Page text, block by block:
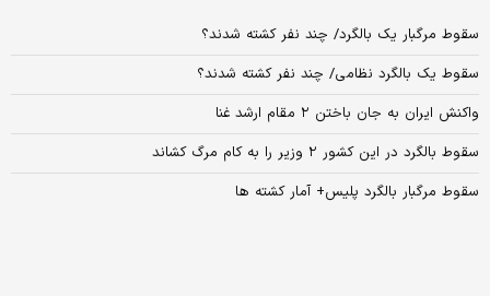
سقوط مرگبار یک بالگرد/ چند نفر کشته شدند؟
سقوط یک بالگرد نظامی/ چند نفر کشته شدند؟
واکنش ایران به جان‌ باختن ۲ مقام ارشد غنا
سقوط بالگرد در این کشور ۲ وزیر را به کام مرگ کشاند
سقوط مرگبار بالگرد پلیس+ آمار کشته ها